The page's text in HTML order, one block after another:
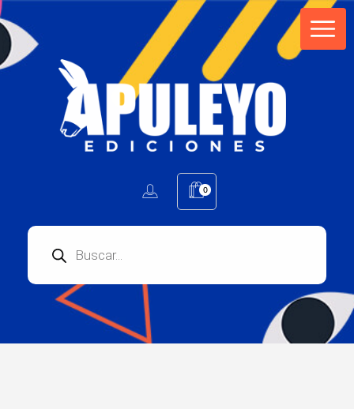
0